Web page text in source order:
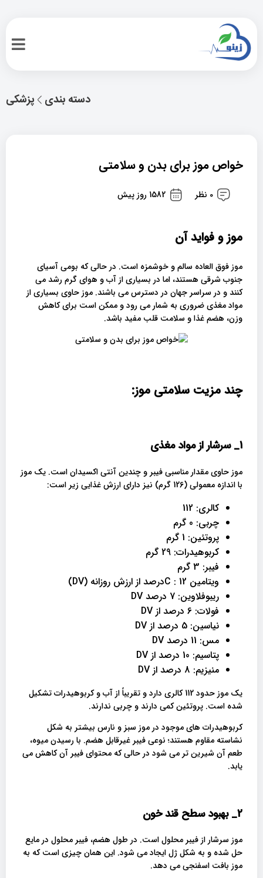
پزشکی دسته بندی
خواص موز برای بدن و سلامتی
0 نظر 1582 روز پیش
موز و فواید آن
موز فوق العاده سالم و خوشمزه است. در حالی که بومی آسیای
جنوب شرقی هستند، اما در بسیاری از آب و هوای گرم رشد می
کنند و در سراسر جهان در دسترس می باشند. موز حاوی بسیاری از
مواد مغذی ضروری به شمار می رود و ممکن است برای کاهش
وزن، هضم غذا و سلامت قلب مفید باشد.
چند مزیت سلامتی موز:
1_ سرشار از مواد مغذی
موز حاوی مقدار مناسبی فیبر و چندین آنتی اکسیدان است. یک موز
با اندازه معمولی (126 گرم) نیز دارای ارزش غذایی زیر است:
کالری: 112
چربی: 0 گرم
پروتئین: 1 گرم
کربوهیدرات: 29 گرم
فیبر: 3 گرم
ویتامین 12 : Cدرصد از ارزش روزانه (DV)
ریبوفلاوین: 7 درصد DV
فولات: 6 درصد از DV
نیاسین: 5 درصد از DV
مس: 11 درصد DV
پتاسیم: 10 درصد از DV
منیزیم: 8 درصد از DV
یک موز حدود 112 کالری دارد و تقریباً از آب و کربوهیدرات تشکیل
شده است. پروتئین کمی دارند و چربی ندارند.
کربوهیدرات های موجود در موز سبز و نارس بیشتر به شکل
نشاسته مقاوم هستند؛ نوعی فیبر غیرقابل هضم. با رسیدن میوه،
طعم آن شیرین تر می شود در حالی که محتوای فیبر آن کاهش می
یابد.
2_ بهبود سطح قند خون
موز سرشار از فیبر محلول است. در طول هضم، فیبر محلول در مایع
حل شده و به شکل ژل ایجاد می شود. این همان چیزی است که به
موز بافت اسفنجی می دهد.